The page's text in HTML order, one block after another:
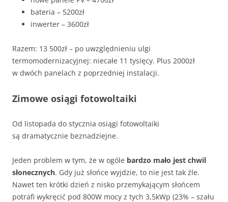
bateria – 5200zł
inwerter – 3600zł
Razem: 13 500zł – po uwzględnieniu ulgi
termomodernizacyjnej: niecałe 11 tysięcy. Plus 2000zł
w dwóch panelach z poprzedniej instalacji.
Zimowe osiągi fotowoltaiki
Od listopada do stycznia osiągi fotowoltaiki
są dramatycznie beznadziejne.
Jeden problem w tym, że w ogóle bardzo mało jest chwil
słonecznych. Gdy już słońce wyjdzie, to nie jest tak źle.
Nawet ten krótki dzień z nisko przemykającym słońcem
potrafi wykręcić pod 800W mocy z tych 3,5kWp (23% – szału